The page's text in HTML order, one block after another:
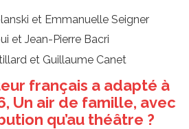
et Emmanuelle Seigner
et Jean-Pierre Bacri
et Guillaume Canet
français a adapté à
Un air de famille, avec
qu’au théâtre ?